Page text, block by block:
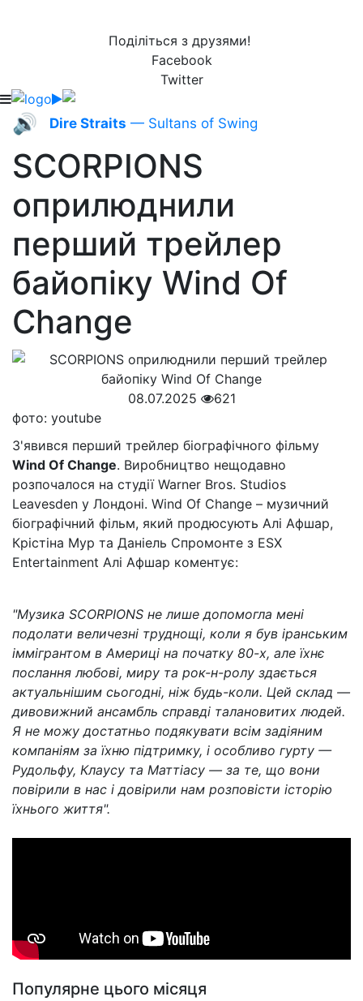
Поділіться з друзями!
Facebook
Twitter
🔊 Dire Straits — Sultans of Swing
SCORPIONS
оприлюднили
перший трейлер
байопіку Wind Of
Change
08.07.2025
621
фото: youtube
З'явився перший трейлер біографічного фільму
Wind Of Change. Виробництво нещодавно
розпочалося на студії Warner Bros. Studios
Leavesden у Лондоні. Wind Of Change – музичний
біографічний фільм, який продюсують Алі Афшар,
Крістіна Мур та Даніель Спромонте з ESX
Entertainment Алі Афшар коментує:
"Музика SCORPIONS не лише допомогла мені
подолати величезні труднощі, коли я був іранським
іммігрантом в Америці на початку 80-х, але їхнє
послання любові, миру та рок-н-ролу здається
актуальнішим сьогодні, ніж будь-коли. Цей склад —
дивовижний ансамбль справді талановитих людей.
Я не можу достатньо подякувати всім задіяним
компаніям за їхню підтримку, і особливо гурту —
Рудольфу, Клаусу та Маттіасу — за те, що вони
повірили в нас і довірили нам розповісти історію
їхнього життя".
Популярне цього місяця